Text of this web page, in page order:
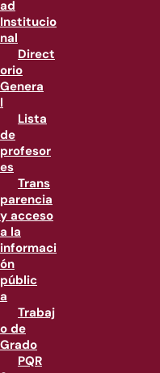
ad
Institucio
nal
Direct
orio
Genera
l
Lista
de
profesor
es
Trans
parencia
y acceso
a la
informaci
ón
públic
a
Trabaj
o de
Grado
PQR